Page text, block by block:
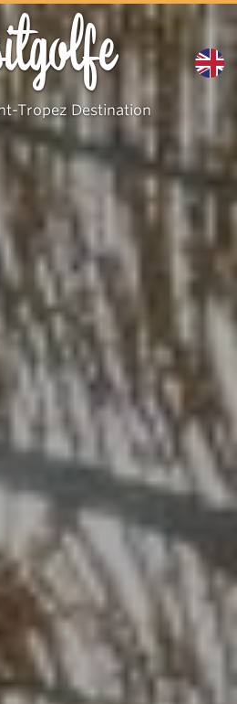
Tropez Destination